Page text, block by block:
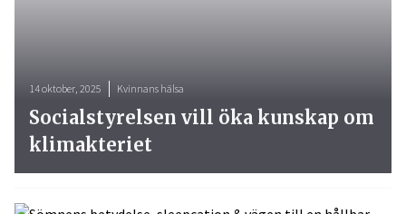
14 oktober, 2025 Kvinnans hälsa
Socialstyrelsen vill öka kunskap om
klimakteriet